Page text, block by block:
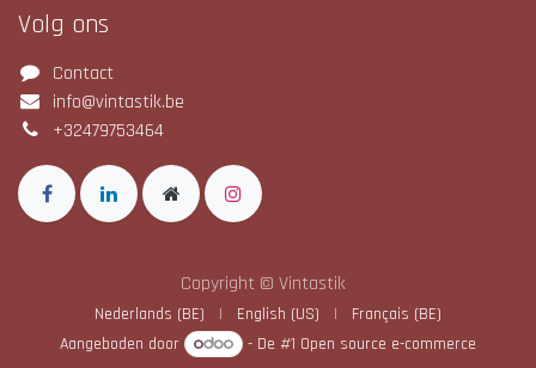
Volg ons
Contact
info@vintastik.be
+32479753464
Copyright © Vintastik
Nederlands (BE) | English (US) |
Français (BE)
Aangeboden door
- De #1 Open source e-commerce